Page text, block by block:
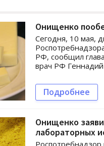
Онищенко
Сегодня, 10 мая,
РФ, сообщил
врач РФ
Подробнее
Онищенко
лабораторных